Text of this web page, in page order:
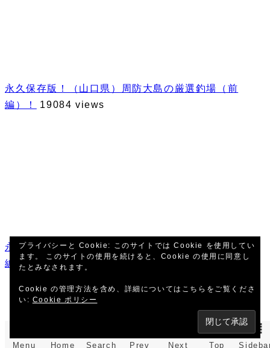
永久保存版！（山口県）周防大島の厳選釣場（前
編）！
19084 views
永久保存版！（山口県）周防大島の厳選釣場（後
編）！
18547 views
プライバシーと Cookie: このサイトでは Cookie を使用してい
ます。 このサイトの使用を続けると、Cookie の使用に同意し
たとみなされます。
Cookie の管理方法を含め、詳細についてはこちらをご覧くださ
い: Cookie ポリシー
Menu Home Search Prev Next Top